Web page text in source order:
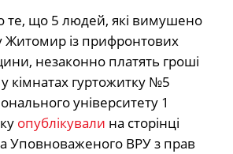
те, що 5 людей, які вимушено
Житомир із прифронтових
незаконно платять гроші
кімнатах гуртожитку №5
університету 1
опублікували на сторінці
Уповноваженого ВРУ з прав